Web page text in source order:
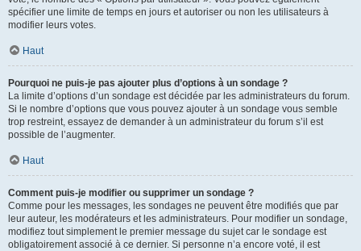
spécifier une limite de temps en jours et autoriser ou non les utilisateurs à
modifier leurs votes.
Haut
Pourquoi ne puis-je pas ajouter plus d’options à un sondage ?
La limite d’options d’un sondage est décidée par les administrateurs du forum.
Si le nombre d’options que vous pouvez ajouter à un sondage vous semble
trop restreint, essayez de demander à un administrateur du forum s’il est
possible de l’augmenter.
Haut
Comment puis-je modifier ou supprimer un sondage ?
Comme pour les messages, les sondages ne peuvent être modifiés que par
leur auteur, les modérateurs et les administrateurs. Pour modifier un sondage,
modifiez tout simplement le premier message du sujet car le sondage est
obligatoirement associé à ce dernier. Si personne n’a encore voté, il est